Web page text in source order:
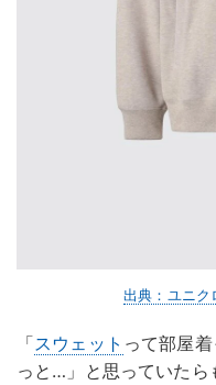
出典：ユニク
「スウェット って部屋
っと…」と思っていた